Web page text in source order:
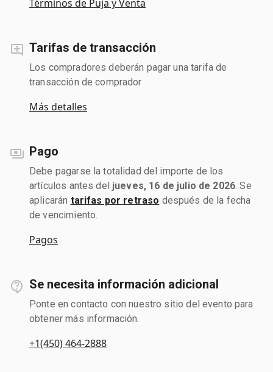
Términos de Puja y Venta
Tarifas de transacción
Los compradores deberán pagar una tarifa de
transacción de comprador
Más detalles
Pago
Debe pagarse la totalidad del importe de los
artículos antes del jueves, 16 de julio de 2026 . Se
aplicarán tarifas por retraso después de la fecha
de vencimiento.
Pagos
Se necesita información adicional
Ponte en contacto con nuestro sitio del evento para
obtener más información.
+1(450) 464-2888